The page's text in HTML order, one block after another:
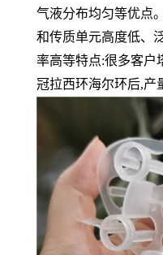
气液分布均匀等优点
和传质单元高度低、
率高等特点:很多客户
冠拉西环海尔环后,产